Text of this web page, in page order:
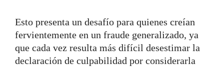
Esto presenta un desafío para quienes creían
fervientemente en un fraude generalizado, ya
que cada vez resulta más difícil desestimar la
declaración de culpabilidad por considerarla